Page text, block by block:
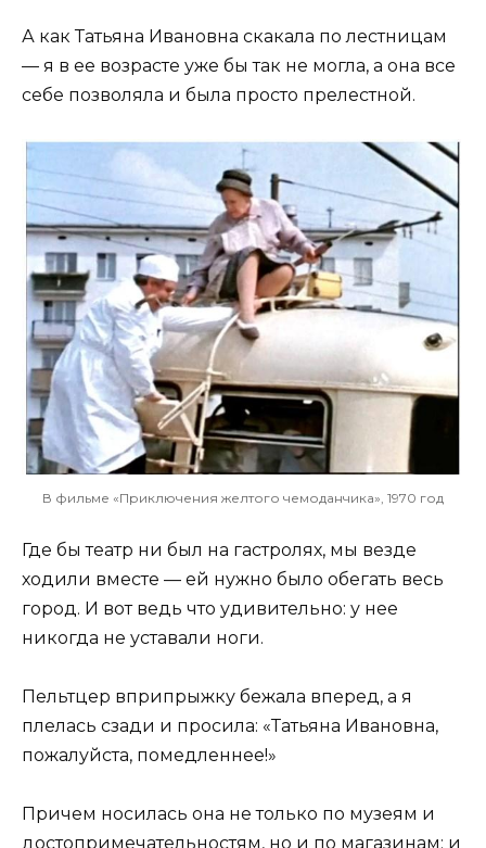
А как Татьяна Ивановна скакала по лестницам
— я в ее возрасте уже бы так не могла, а она все
себе позволяла и была просто прелестной.
В фильме «Приключения желтого чемоданчика», 1970 год
Где бы театр ни был на гастролях, мы везде
ходили вместе — ей нужно было обегать весь
город. И вот ведь что удивительно: у нее
никогда не уставали ноги.
Пельтцер вприпрыжку бежала вперед, а я
плелась сзади и просила: «Татьяна Ивановна,
пожалуйста, помедленнее!»
Причем носилась она не только по музеям и
достопримечательностям, но и по магазинам: и